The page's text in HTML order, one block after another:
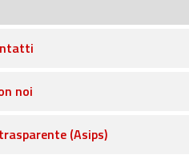
noi
(Asips)